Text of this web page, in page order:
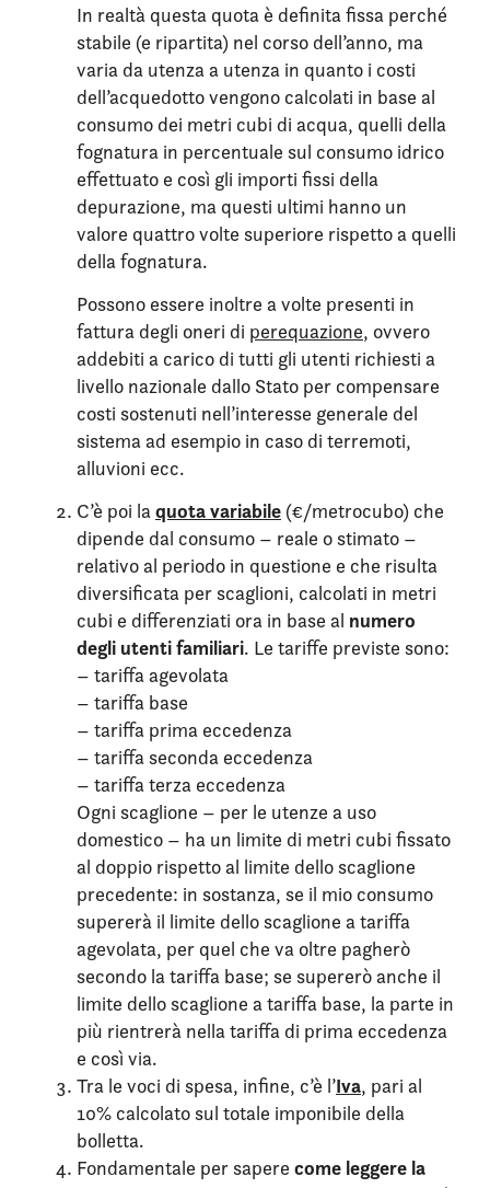
In realtà questa quota è definita fissa perché
stabile (e ripartita) nel corso dell’anno, ma
varia da utenza a utenza in quanto i costi
dell’acquedotto vengono calcolati in base al
consumo dei metri cubi di acqua, quelli della
fognatura in percentuale sul consumo idrico
effettuato e così gli importi fissi della
depurazione, ma questi ultimi hanno un
valore quattro volte superiore rispetto a quelli
della fognatura.
Possono essere inoltre a volte presenti in
fattura degli oneri di perequazione, ovvero
addebiti a carico di tutti gli utenti richiesti a
livello nazionale dallo Stato per compensare
costi sostenuti nell’interesse generale del
sistema ad esempio in caso di terremoti,
alluvioni ecc.
C’è poi laquota variabile (€/metrocubo) che
dipende dal consumo – reale o stimato –
relativo al periodo in questione e che risulta
diversificata per scaglioni, calcolati in metri
cubi e differenziati ora in base al numero
degli utenti familiari. Le tariffe previste sono:
– tariffa agevolata
– tariffa base
– tariffa prima eccedenza
– tariffa seconda eccedenza
– tariffa terza eccedenza
Ogni scaglione – per le utenze a uso
domestico – ha un limite di metri cubi fissato
al doppio rispetto al limite dello scaglione
precedente: in sostanza, se il mio consumo
supererà il limite dello scaglione a tariffa
agevolata, per quel che va oltre pagherò
secondo la tariffa base; se supererò anche il
limite dello scaglione a tariffa base, la parte in
più rientrerà nella tariffa di prima eccedenza
e così via.
Tra le voci di spesa, infine, c’è l’Iva, pari al
10% calcolato sul totale imponibile della
bolletta.
Fondamentale per sapere come leggere la